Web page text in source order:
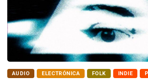
AUDIO ELECTRÓNICA FOLK INDIE